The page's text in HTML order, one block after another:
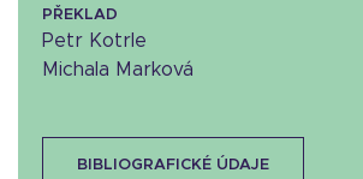
PŘEKLAD
Petr Kotrle
Michala Marková
BIBLIOGRAFICKÉ ÚDAJE